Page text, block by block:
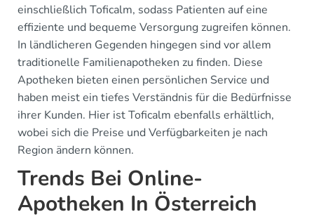
einschließlich Toficalm, sodass Patienten auf eine
effiziente und bequeme Versorgung zugreifen können.
In ländlicheren Gegenden hingegen sind vor allem
traditionelle Familienapotheken zu finden. Diese
Apotheken bieten einen persönlichen Service und
haben meist ein tiefes Verständnis für die Bedürfnisse
ihrer Kunden. Hier ist Toficalm ebenfalls erhältlich,
wobei sich die Preise und Verfügbarkeiten je nach
Region ändern können.
Trends Bei Online-
Apotheken In Österreich